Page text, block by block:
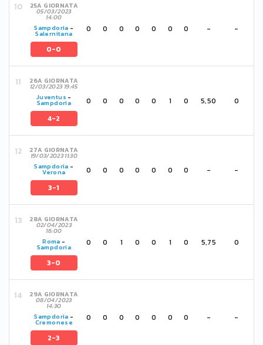
25A GIORNATA
05/03/2023
14:00
Sampdoria -
Salernitana
0-0
0 0 0 0 0 0 0 - -
26A GIORNATA
12/03/2023 19:45
Juventus -
Sampdoria
4-2
0 0 0 0 0 1 0 5,50 0
27A GIORNATA
19/03/2023 11:30
Sampdoria -
Verona
3-1
0 0 0 0 0 0 0 - -
28A GIORNATA
02/04/2023
16:00
Roma -
Sampdoria
3-0
0 0 1 0 0 1 0 5,75 0
29A GIORNATA
08/04/2023
14:30
Sampdoria -
Cremonese
2-3
0 0 0 0 0 0 0 - -